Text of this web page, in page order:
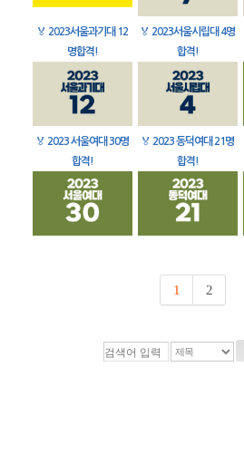
🏅 2023서울과기대 12
명합격!
🏅 2023서울시립대 4명
합격!
🏅 2023 서울여대 30명
합격!
🏅 2023 동덕여대 21명
합격!
1 2